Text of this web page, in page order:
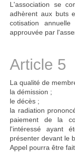
L'association se
adhèrent aux buts
cotisation
approuvée par
Article 5
La qualité de
la démission ;
le décès ;
la radiation
paiement de la
l'intéressé ayant
présenter devant le
Appel pourra être